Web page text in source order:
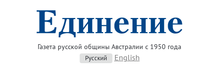
Газета русской общины Австралии с 1950 года
Русский English